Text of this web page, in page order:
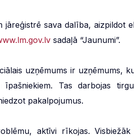
sava dalība, aizpildot
sadaļā “Jaunumi”.
uzņēmums ir uzņēmums,
Tas darbojas
pakalpojumus.
aktīvi rīkojas.